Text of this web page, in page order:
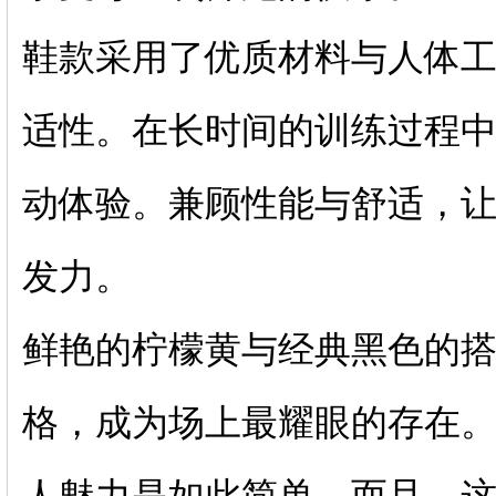
鞋款采用了优质材料与人体
适性。在长时间的训练过程
动体验。兼顾性能与舒适，
发力。
鲜艳的柠檬黄与经典黑色的
格，成为场上最耀眼的存在